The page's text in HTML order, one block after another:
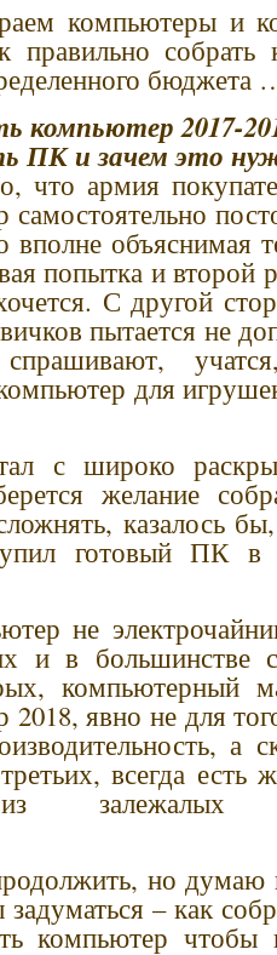
компьютеры и
правильно
бюджета
компьютер 2017-
ПК и зачем это
что армия
самостоятельно
вполне объяснимая
попытка и второй
С другой
пытается не
для
с широко
желание
казалось
готовый ПК в
не
и в большинстве
компьютерный
2018, явно не для
а
всегда есть
залежалых
но думаю
задуматься – как
компьютер чтобы